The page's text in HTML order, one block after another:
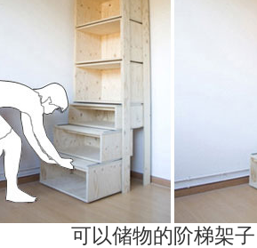
可以储物的阶梯架子